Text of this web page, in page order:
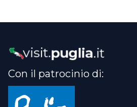
Con il patrocinio di: